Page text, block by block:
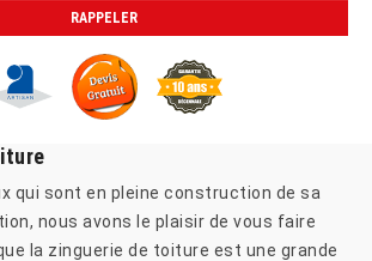
qui sont en pleine construction de sa
nous avons le plaisir de vous faire
la zinguerie de toiture est une grande